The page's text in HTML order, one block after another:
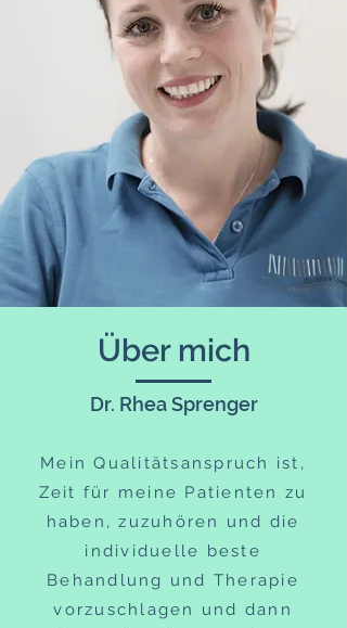
Über mich
Dr. Rhea Sprenger
Mein Qualitätsanspruch ist,
Zeit für meine Patienten zu
haben, zuzuhören und die
individuelle beste
Behandlung und Therapie
vorzuschlagen und dann